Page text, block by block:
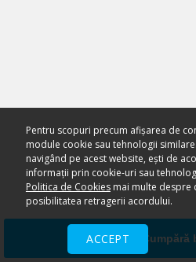
Cumpără
Pentru scopuri precum afișarea de
module cookie sau tehnologii
navigând pe acest website, ești de
informații prin cookie-uri sau
Politica de Cookiesmai multe despre
posibilitatea retragerii acordului.
ACCEPT